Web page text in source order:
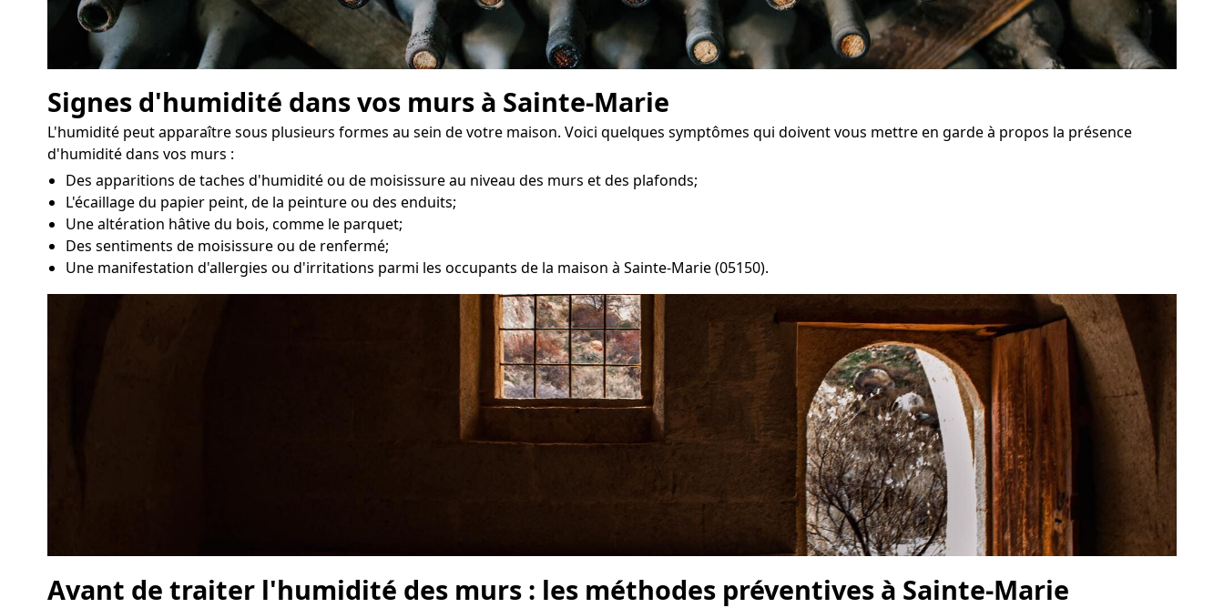
Signes d'humidité dans vos murs à Sainte-Marie
L'humidité peut apparaître sous plusieurs formes au sein de votre maison. Voici quelques symptômes qui doivent vous mettre en garde à propos la présence
d'humidité dans vos murs :
Des apparitions de taches d'humidité ou de moisissure au niveau des murs et des plafonds;
L'écaillage du papier peint, de la peinture ou des enduits;
Une altération hâtive du bois, comme le parquet;
Des sentiments de moisissure ou de renfermé;
Une manifestation d'allergies ou d'irritations parmi les occupants de la maison à Sainte-Marie (05150).
Avant de traiter l'humidité des murs : les méthodes préventives à Sainte-Marie